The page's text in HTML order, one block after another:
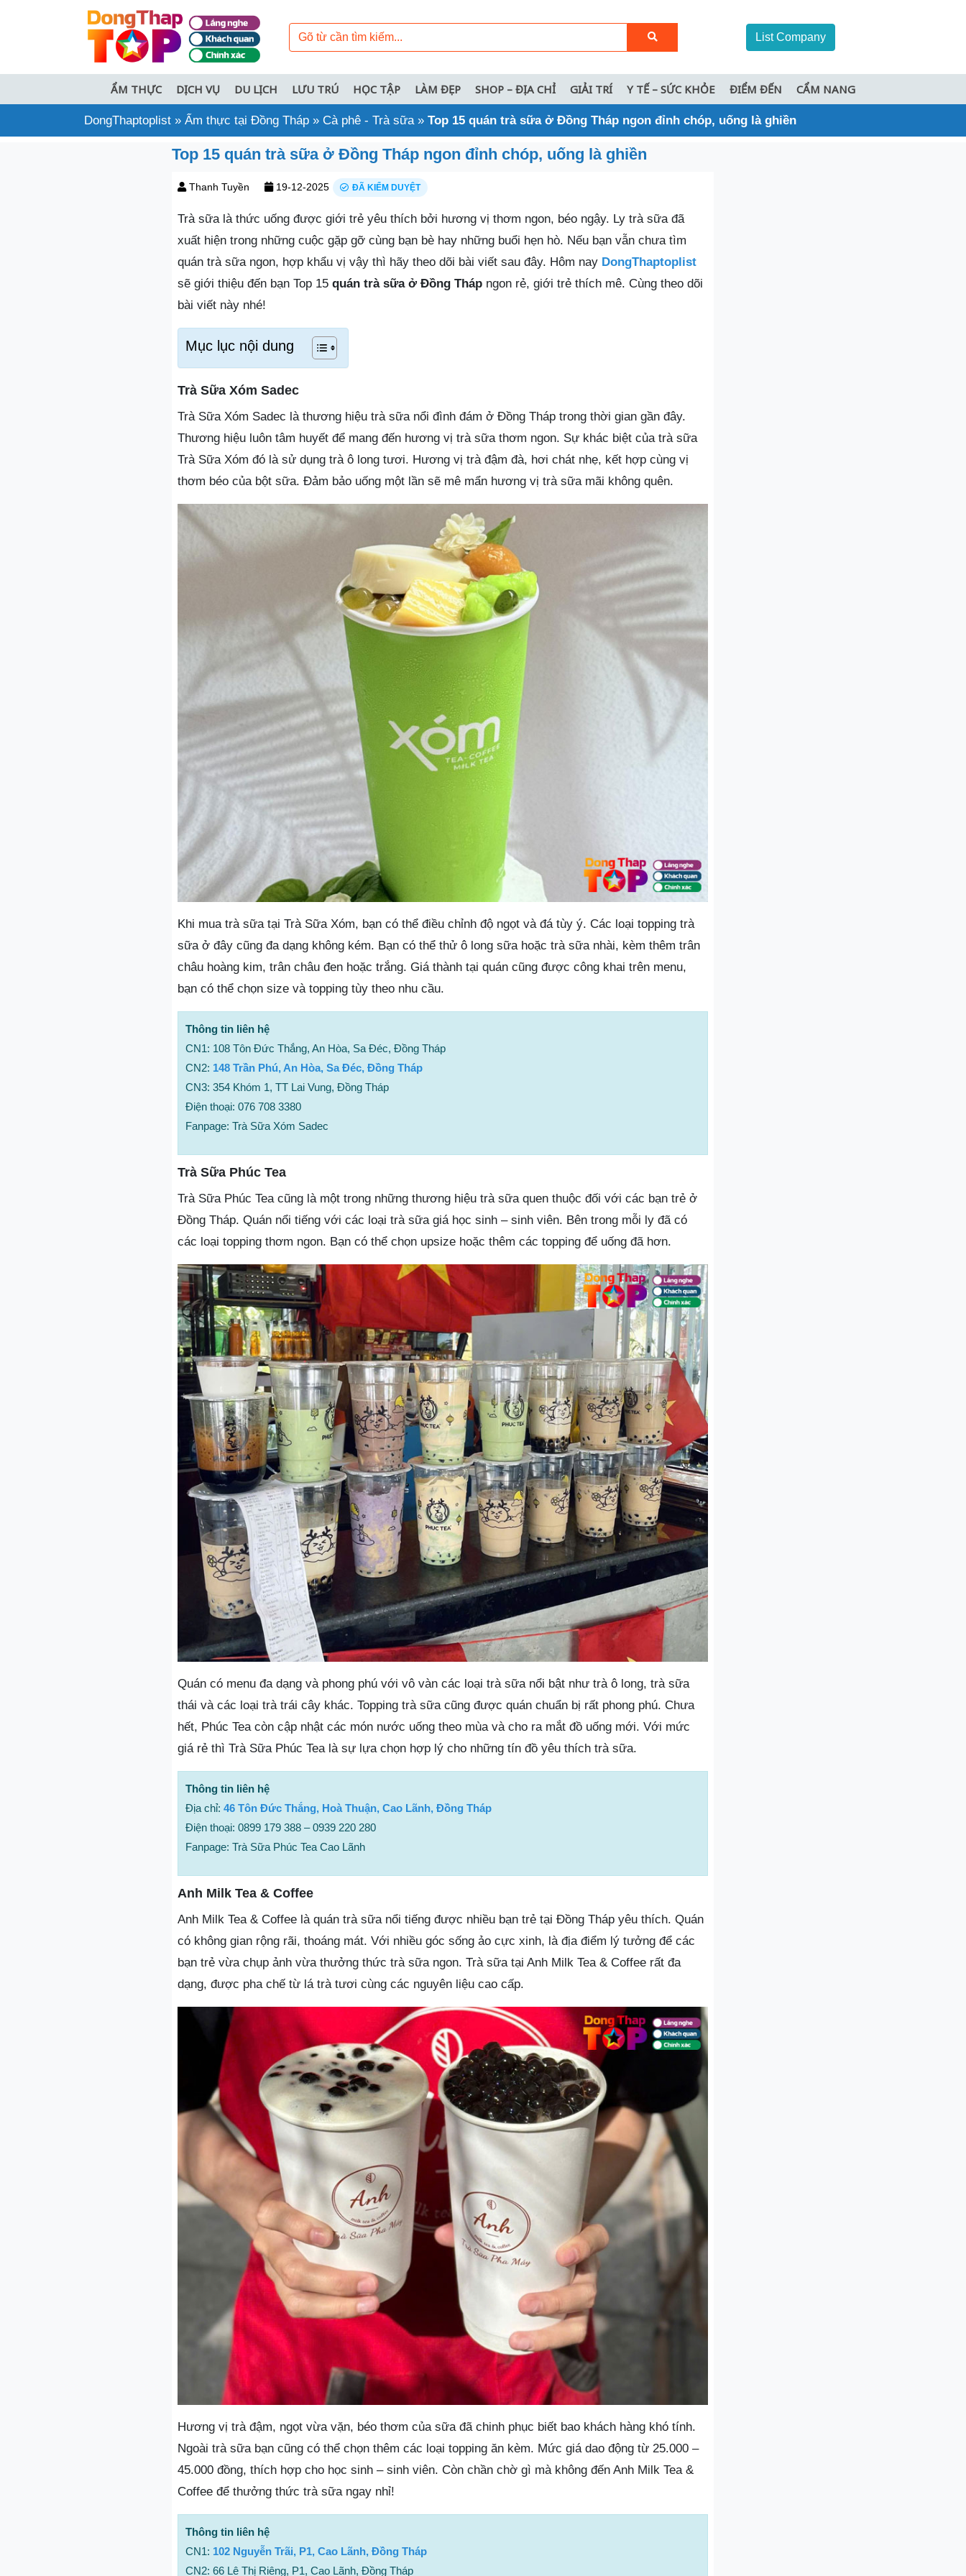
List Company
ẨM THỰC DỊCH VỤ DU LỊCH LƯU TRÚ HỌC TẬP LÀM ĐẸP SHOP – ĐỊA CHỈ GIẢI TRÍ Y TẾ – SỨC KHỎE ĐIỂM ĐẾN CẨM NANG
DongThaptoplist » Ẩm thực tại Đồng Tháp » Cà phê - Trà sữa» Top 15 quán trà sữa ở Đồng Tháp ngon đỉnh chóp, uống là ghiền
Top 15 quán trà sữa ở Đồng Tháp ngon đỉnh chóp, uống là ghiền
Thanh Tuyền 19-12-2025 ĐÃ KIỂM DUYỆT
Trà sữa là thức uống được giới trẻ yêu thích bởi hương vị thơm ngon, béo ngậy. Ly trà sữa đã
xuất hiện trong những cuộc gặp gỡ cùng bạn bè hay những buổi hẹn hò. Nếu bạn vẫn chưa tìm
quán trà sữa ngon, hợp khẩu vị vậy thì hãy theo dõi bài viết sau đây. Hôm nay DongThaptoplist
sẽ giới thiệu đến bạn Top 15 quán trà sữa ở Đồng Tháp ngon rẻ, giới trẻ thích mê. Cùng theo dõi
bài viết này nhé!
Mục lục nội dung
Trà Sữa Xóm Sadec
Trà Sữa Xóm Sadec là thương hiệu trà sữa nổi đình đám ở Đồng Tháp trong thời gian gần đây.
Thương hiệu luôn tâm huyết để mang đến hương vị trà sữa thơm ngon. Sự khác biệt của trà sữa
Trà Sữa Xóm đó là sử dụng trà ô long tươi. Hương vị trà đậm đà, hơi chát nhẹ, kết hợp cùng vị
thơm béo của bột sữa. Đảm bảo uống một lần sẽ mê mẩn hương vị trà sữa mãi không quên.
Khi mua trà sữa tại Trà Sữa Xóm, bạn có thể điều chỉnh độ ngọt và đá tùy ý. Các loại topping trà
sữa ở đây cũng đa dạng không kém. Bạn có thể thử ô long sữa hoặc trà sữa nhài, kèm thêm trân
châu hoàng kim, trân châu đen hoặc trắng. Giá thành tại quán cũng được công khai trên menu,
bạn có thể chọn size và topping tùy theo nhu cầu.
Thông tin liên hệ
CN1: 108 Tôn Đức Thắng, An Hòa, Sa Đéc, Đồng Tháp
CN2: 148 Trần Phú, An Hòa, Sa Đéc, Đồng Tháp
CN3: 354 Khóm 1, TT Lai Vung, Đồng Tháp
Điện thoại: 076 708 3380
Fanpage: Trà Sữa Xóm Sadec
Trà Sữa Phúc Tea
Trà Sữa Phúc Tea cũng là một trong những thương hiệu trà sữa quen thuộc đối với các bạn trẻ ở
Đồng Tháp. Quán nổi tiếng với các loại trà sữa giá học sinh – sinh viên. Bên trong mỗi ly đã có
các loại topping thơm ngon. Bạn có thể chọn upsize hoặc thêm các topping để uống đã hơn.
Quán có menu đa dạng và phong phú với vô vàn các loại trà sữa nổi bật như trà ô long, trà sữa
thái và các loại trà trái cây khác. Topping trà sữa cũng được quán chuẩn bị rất phong phú. Chưa
hết, Phúc Tea còn cập nhật các món nước uống theo mùa và cho ra mắt đồ uống mới. Với mức
giá rẻ thì Trà Sữa Phúc Tea là sự lựa chọn hợp lý cho những tín đồ yêu thích trà sữa.
Thông tin liên hệ
Địa chỉ: 46 Tôn Đức Thắng, Hoà Thuận, Cao Lãnh, Đồng Tháp
Điện thoại: 0899 179 388 – 0939 220 280
Fanpage: Trà Sữa Phúc Tea Cao Lãnh
Anh Milk Tea & Coffee
Anh Milk Tea & Coffee là quán trà sữa nổi tiếng được nhiều bạn trẻ tại Đồng Tháp yêu thích. Quán
có không gian rộng rãi, thoáng mát. Với nhiều góc sống ảo cực xinh, là địa điểm lý tưởng để các
bạn trẻ vừa chụp ảnh vừa thưởng thức trà sữa ngon. Trà sữa tại Anh Milk Tea & Coffee rất đa
dạng, được pha chế từ lá trà tươi cùng các nguyên liệu cao cấp.
Hương vị trà đậm, ngọt vừa vặn, béo thơm của sữa đã chinh phục biết bao khách hàng khó tính.
Ngoài trà sữa bạn cũng có thể chọn thêm các loại topping ăn kèm. Mức giá dao động từ 25.000 –
45.000 đồng, thích hợp cho học sinh – sinh viên. Còn chần chờ gì mà không đến Anh Milk Tea &
Coffee để thưởng thức trà sữa ngay nhỉ!
Thông tin liên hệ
CN1: 102 Nguyễn Trãi, P1, Cao Lãnh, Đồng Tháp
CN2: 66 Lê Thị Riêng, P1, Cao Lãnh, Đồng Tháp